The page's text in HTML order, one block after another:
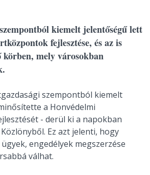
kiemelt jelentőségű lett
fejlesztése, és az is
körben, mely városokban
szempontból kiemelt
a Honvédelmi
- derül ki a napokban
Ez azt jelenti, hogy
engedélyek megszerzése
válhat.